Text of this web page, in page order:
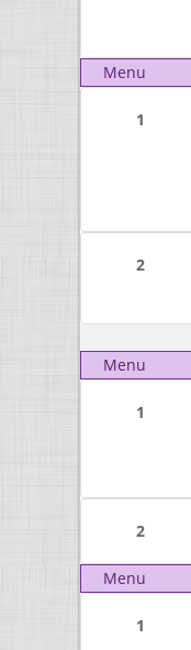
Menu
1
2
Menu
1
2
Menu
1